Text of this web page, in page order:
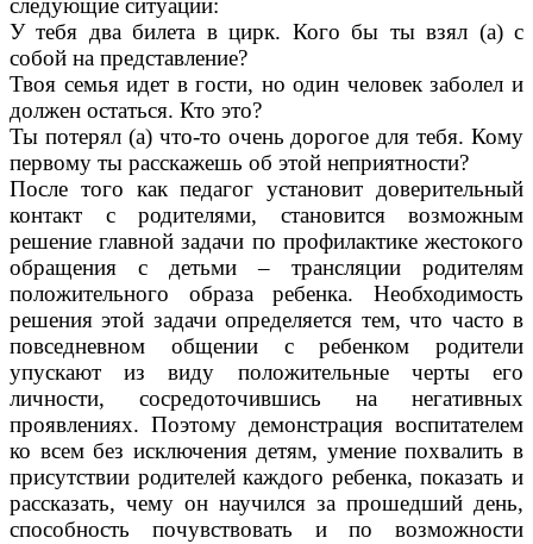
следующие ситуации:
У тебя два билета в цирк. Кого бы ты взял (а) с
собой на представление?
Твоя семья идет в гости, но один человек заболел и
должен остаться. Кто это?
Ты потерял (а) что-то очень дорогое для тебя. Кому
первому ты расскажешь об этой неприятности?
После того как педагог установит доверительный
контакт с родителями, становится возможным
решение главной задачи по профилактике жестокого
обращения с детьми – трансляции родителям
положительного образа ребенка. Необходимость
решения этой задачи определяется тем, что часто в
повседневном общении с ребенком родители
упускают из виду положительные черты его
личности, сосредоточившись на негативных
проявлениях. Поэтому демонстрация воспитателем
ко всем без исключения детям, умение похвалить в
присутствии родителей каждого ребенка, показать и
рассказать, чему он научился за прошедший день,
способность почувствовать и по возможности